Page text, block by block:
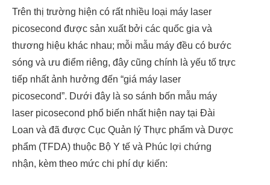
Trên thị trường hiện có rất nhiều loại máy laser
picosecond được sản xuất bởi các quốc gia và
thương hiệu khác nhau; mỗi mẫu máy đều có bước
sóng và ưu điểm riêng, đây cũng chính là yếu tố trực
tiếp nhất ảnh hưởng đến “giá máy laser
picosecond”. Dưới đây là so sánh bốn mẫu máy
laser picosecond phổ biến nhất hiện nay tại Đài
Loan và đã được Cục Quản lý Thực phẩm và Dược
phẩm (TFDA) thuộc Bộ Y tế và Phúc lợi chứng
nhận, kèm theo mức chi phí dự kiến: